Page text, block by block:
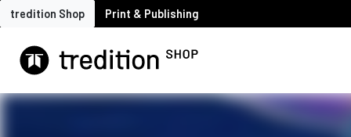
tredition Shop Print & Publishing